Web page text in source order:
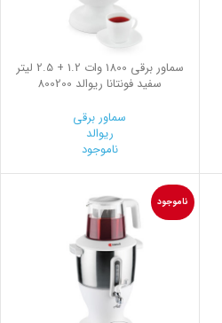
سماور برقی 1800 وات 1.2 + 2.5 لیتر
سفید فونتانا ریوالد 800200
سماور برقی
ریوالد
ناموجود
ناموجود